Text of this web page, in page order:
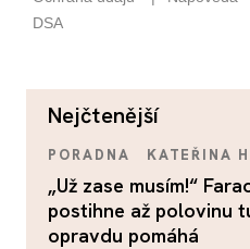
nejčtenější
PORADNA KATEŘINA
„Už zase musím!“
postihne až polovinu
opravdu pomáhá